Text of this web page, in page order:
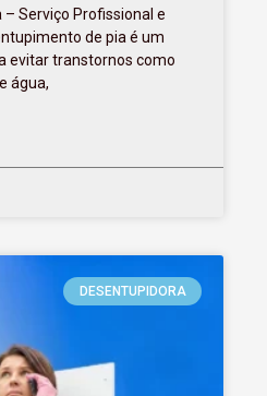
Serviço Profissional e
de pia é um
evitar transtornos como
água,
DESENTUPIDORA